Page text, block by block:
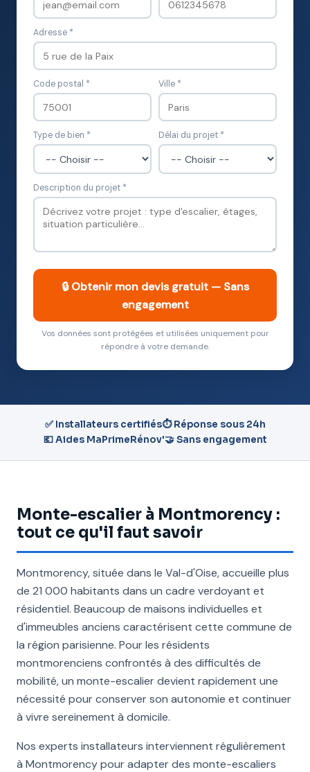
Adresse *
Code postal * Ville *
Type de bien * Délai du projet *
Description du projet *
🔒 Obtenir mon devis gratuit — Sans
engagement
Vos données sont protégées et utilisées uniquement pour
répondre à votre demande.
✅ Installateurs certifiés⏱️ Réponse sous 24h
💶 Aides MaPrimeRénov'🤝 Sans engagement
Monte-escalier à Montmorency :
tout ce qu'il faut savoir
Montmorency, située dans le Val-d'Oise, accueille plus
de 21 000 habitants dans un cadre verdoyant et
résidentiel. Beaucoup de maisons individuelles et
d'immeubles anciens caractérisent cette commune de
la région parisienne. Pour les résidents
montmorenciens confrontés à des difficultés de
mobilité, un monte-escalier devient rapidement une
nécessité pour conserver son autonomie et continuer
à vivre sereinement à domicile.
Nos experts installateurs interviennent régulièrement
à Montmorency pour adapter des monte-escaliers